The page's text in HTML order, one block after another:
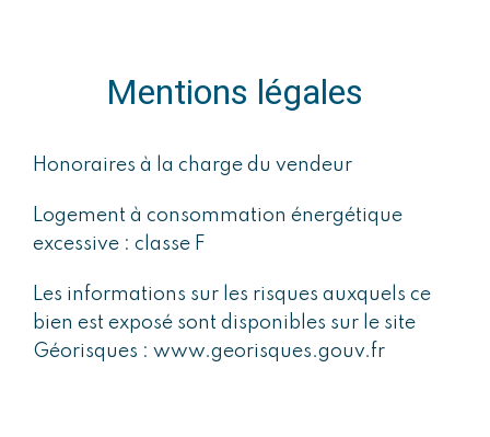
Mentions légales
Honoraires à la charge du vendeur
Logement à consommation énergétique
excessive : classe F
Les informations sur les risques auxquels ce
bien est exposé sont disponibles sur le site
Géorisques : www.georisques.gouv.fr